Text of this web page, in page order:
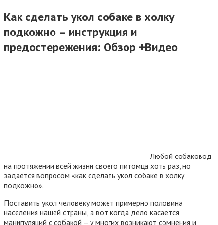
Как сделать укол собаке в холку
подкожно – инструкция и
предостережения: Обзор +Видео
Любой собаковод
на протяжении всей жизни своего питомца хоть раз, но
задаётся вопросом «как сделать укол собаке в холку
подкожно».
Поставить укол человеку может примерно половина
населения нашей страны, а вот когда дело касается
манипуляций с собакой – у многих возникают сомнения и